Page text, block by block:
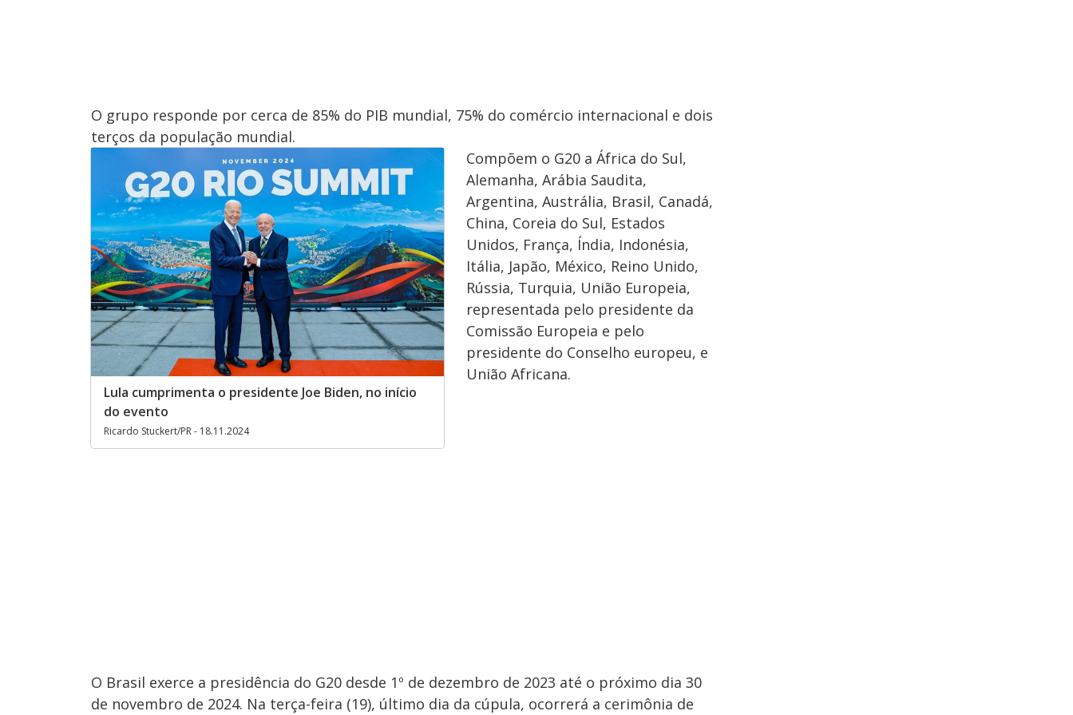
O grupo responde por cerca de 85% do PIB mundial, 75% do comércio internacional e dois
terços da população mundial.
Lula cumprimenta o presidente Joe Biden, no início
do evento
Ricardo Stuckert/PR - 18.11.2024
Compõem o G20 a África do Sul,
Alemanha, Arábia Saudita,
Argentina, Austrália, Brasil, Canadá,
China, Coreia do Sul, Estados
Unidos, França, Índia, Indonésia,
Itália, Japão, México, Reino Unido,
Rússia, Turquia, União Europeia,
representada pelo presidente da
Comissão Europeia e pelo
presidente do Conselho europeu, e
União Africana.
O Brasil exerce a presidência do G20 desde 1º de dezembro de 2023 até o próximo dia 30
de novembro de 2024. Na terça-feira (19), último dia da cúpula, ocorrerá a cerimônia de